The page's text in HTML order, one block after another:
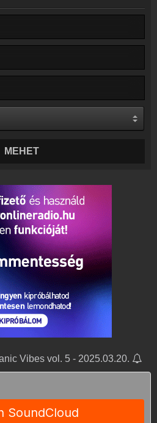
MEHET
Vibes vol. 5 - 2025.03.20.